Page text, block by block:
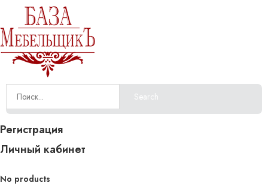
Search
Регистрация
Личный кабинет
No products